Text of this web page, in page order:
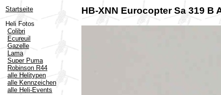
Startseite
Heli Fotos
Colibri
Ecureuil
Gazelle
Lama
Super Puma
Robinson R44
alle Helitypen
alle Kennzeichen
alle Heli-Events
HB-XNN Eurocopter Sa 319 B